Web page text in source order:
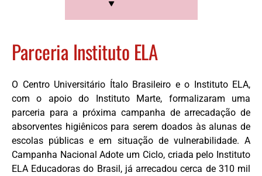
Parceria Instituto ELA
O Centro Universitário Ítalo Brasileiro e o Instituto ELA,
com o apoio do Instituto Marte, formalizaram uma
parceria para a próxima campanha de arrecadação de
absorventes higiênicos para serem doados às alunas de
escolas públicas e em situação de vulnerabilidade. A
Campanha Nacional Adote um Ciclo, criada pelo Instituto
ELA Educadoras do Brasil, já arrecadou cerca de 310 mil